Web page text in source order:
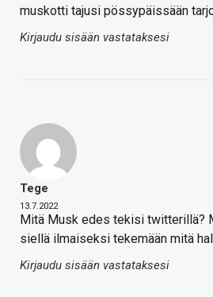
muskotti tajusi pössypäissään
Kirjaudu sisään vastataksesi
Tege
13.7.2022
Mitä Musk edes tekisi twitterillä?
siellä ilmaiseksi tekemään mitä
Kirjaudu sisään vastataksesi